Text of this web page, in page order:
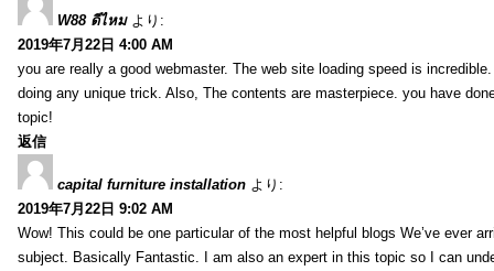
W88 ดีไหม より:
2019年7月22日 4:00 AM
you are really a good webmaster. The web site loading speed is
doing any unique trick. Also, The contents are masterpiece. you have
topic!
返信
capital furniture installation より:
2019年7月22日 9:02 AM
Wow! This could be one particular of the most helpful blogs We’ve ever
subject. Basically Fantastic. I am also an expert in this topic so I can